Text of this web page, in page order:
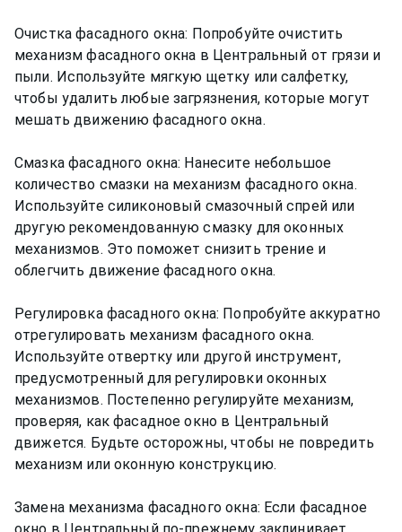
Очистка фасадного окна: Попробуйте очистить
механизм фасадного окна в Центральный от грязи и
пыли. Используйте мягкую щетку или салфетку,
чтобы удалить любые загрязнения, которые могут
мешать движению фасадного окна.
Смазка фасадного окна: Нанесите небольшое
количество смазки на механизм фасадного окна.
Используйте силиконовый смазочный спрей или
другую рекомендованную смазку для оконных
механизмов. Это поможет снизить трение и
облегчить движение фасадного окна.
Регулировка фасадного окна: Попробуйте аккуратно
отрегулировать механизм фасадного окна.
Используйте отвертку или другой инструмент,
предусмотренный для регулировки оконных
механизмов. Постепенно регулируйте механизм,
проверяя, как фасадное окно в Центральный
движется. Будьте осторожны, чтобы не повредить
механизм или оконную конструкцию.
Замена механизма фасадного окна: Если фасадное
окно в Центральный по-прежнему заклинивает